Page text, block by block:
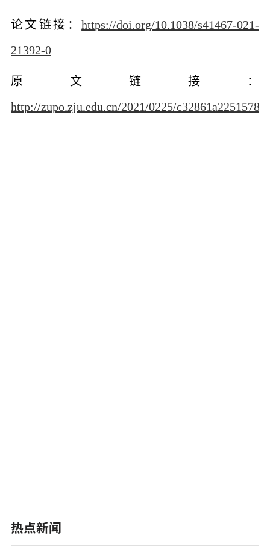
论文 链接：https://doi.org/10.1038/s41467-021-
21392-0
原文链接
：
http://zupo.zju.edu.cn/2021/0225/c32861a2251578/
热点新闻